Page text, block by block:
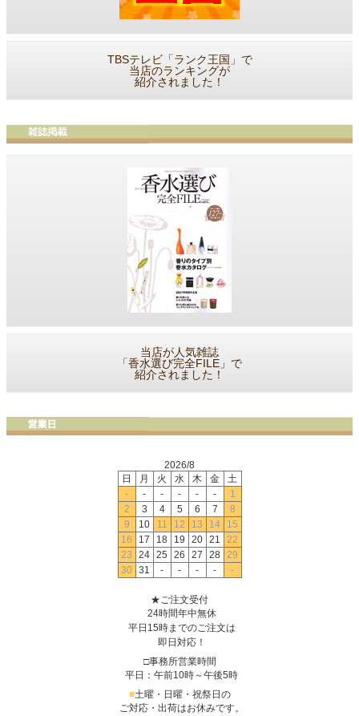
TBSテレビ「ランク王国」で
当店のランキングが
紹介されました！
当店が人気雑誌
「香水選び完全FILE」で
紹介されました！
2026/8
日
月 火 水 木 金
土
-
- - - - -
1
2
3 4 5 6 7
8
9
10 11 12 13 14
15
16
17 18 19 20 21
22
23
24 25 26 27 28 29
30
31 - - - - -
★ご注文受付
24時間年中無休
平日15時までのご注文は
即日対応！
□事務所営業時間
平日：午前10時～午後5時
■土曜・日曜・祝祭日の
ご対応・出荷はお休みです。